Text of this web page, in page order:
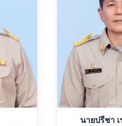
นายปรีชา